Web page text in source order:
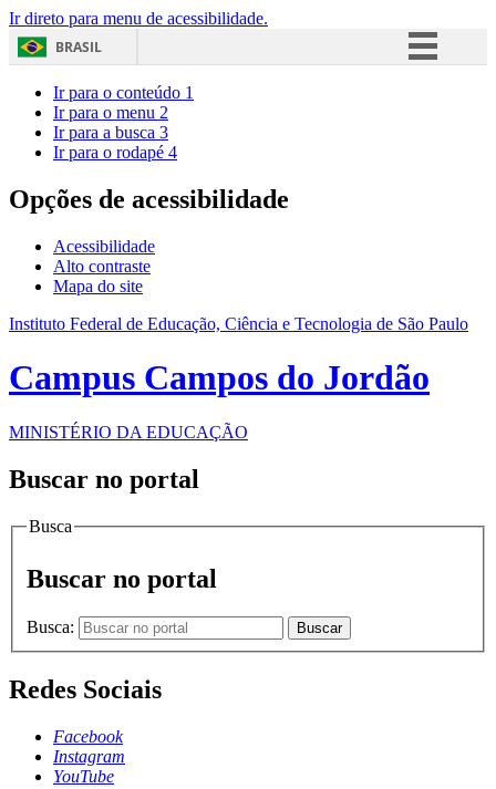
Ir direto para menu de acessibilidade.
BRASIL
Acesso à informação
Ir para o conteúdo 1
Ir para o menu 2
Ir para a busca 3
Ir para o rodapé 4
Opções de acessibilidade
Acessibilidade
Alto contraste
Mapa do site
Instituto Federal de Educação, Ciência e Tecnologia de São Paulo
Campus Campos do Jordão
MINISTÉRIO DA EDUCAÇÃO
Buscar no portal
Busca
Buscar no portal
Busca: Buscar
Redes Sociais
Facebook
Instagram
YouTube